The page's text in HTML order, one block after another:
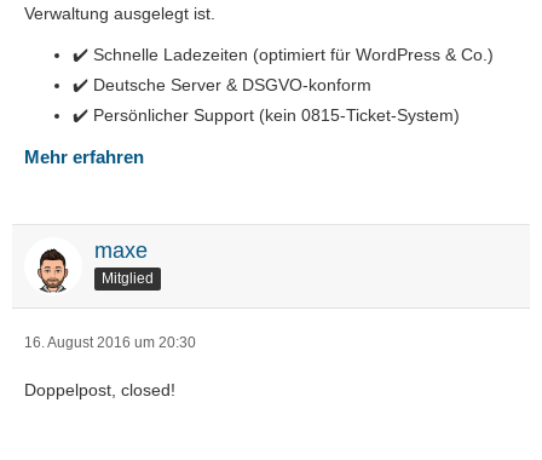
Verwaltung ausgelegt ist.
✔️ Schnelle Ladezeiten (optimiert für WordPress & Co.)
✔️ Deutsche Server & DSGVO-konform
✔️ Persönlicher Support (kein 0815-Ticket-System)
Mehr erfahren
maxe
Mitglied
16. August 2016 um 20:30
Doppelpost, closed!